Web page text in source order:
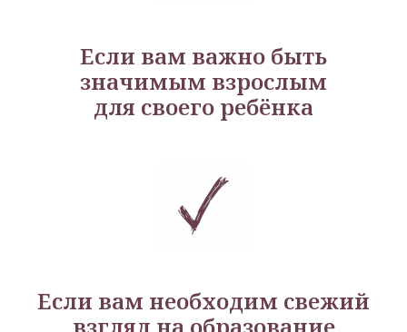
Если вам важно быть
значимым взрослым
для своего ребёнка
Если вам необходим свежий